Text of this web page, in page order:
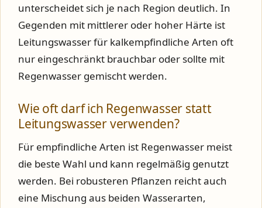
unterscheidet sich je nach Region deutlich. In
Gegenden mit mittlerer oder hoher Härte ist
Leitungswasser für kalkempfindliche Arten oft
nur eingeschränkt brauchbar oder sollte mit
Regenwasser gemischt werden.
Wie oft darf ich Regenwasser statt
Leitungswasser verwenden?
Für empfindliche Arten ist Regenwasser meist
die beste Wahl und kann regelmäßig genutzt
werden. Bei robusteren Pflanzen reicht auch
eine Mischung aus beiden Wasserarten,